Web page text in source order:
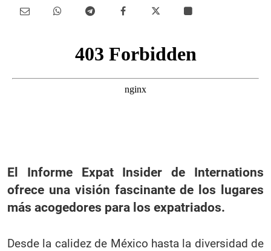
El Informe Expat Insider de Internations
ofrece una visión fascinante de los lugares
más acogedores para los expatriados.
Desde la calidez de México hasta la diversidad de